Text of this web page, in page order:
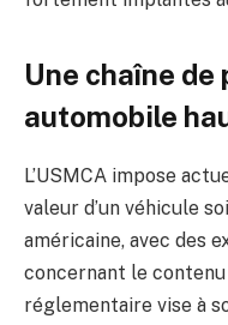
Une chaîne
automobile
L’USMCA impose
valeur d’un véhicule
américaine, avec des
concernant le contenu
réglementaire vise à